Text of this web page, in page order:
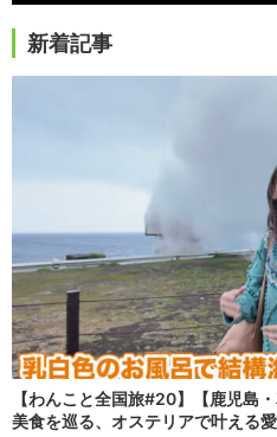
新着記事
【わんこと全国旅#20】【鹿児島
美食を巡る、オステリアで叶える